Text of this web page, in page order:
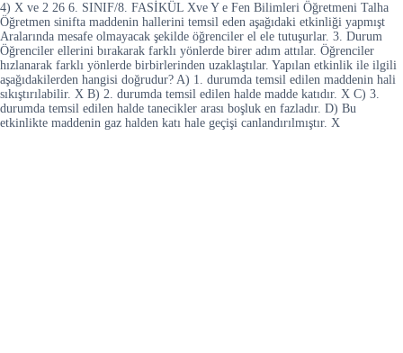
4) X ve 2 26 6. SINIF/8. FASİKÜL Xve Y e Fen Bilimleri Öğretmeni Talha
Öğretmen sinifta maddenin hallerini temsil eden aşağıdaki etkinliği yapmışt
Aralarında mesafe olmayacak şekilde öğrenciler el ele tutuşurlar. 3. Durum
Öğrenciler ellerini bırakarak farklı yönlerde birer adım attılar. Öğrenciler
hızlanarak farklı yönlerde birbirlerinden uzaklaştılar. Yapılan etkinlik ile ilgili
aşağıdakilerden hangisi doğrudur? A) 1. durumda temsil edilen maddenin hali
sıkıştırılabilir. X B) 2. durumda temsil edilen halde madde katıdır. X C) 3.
durumda temsil edilen halde tanecikler arası boşluk en fazladır. D) Bu
etkinlikte maddenin gaz halden katı hale geçişi canlandırılmıştır. X